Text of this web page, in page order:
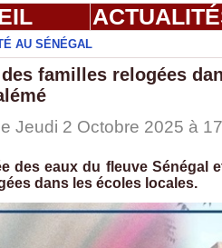
AU SÉNÉGAL
familles relogées
Jeudi 2 Octobre 2025 à
des eaux du fleuve Sénégal
dans les écoles locales.